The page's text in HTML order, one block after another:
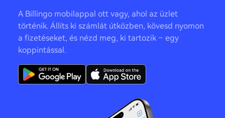
A Billingo mobilappal ott vagy, ahol az üzlet
történik. Állíts ki számlát útközben, kövesd nyomon
a fizetéseket, és nézd meg, ki tartozik – egy
koppintással.